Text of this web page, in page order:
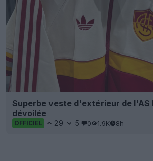
Superbe veste d'extérieur de l'AS
dévoilée
OFFICIEL 29 5 0 1.9K 8h